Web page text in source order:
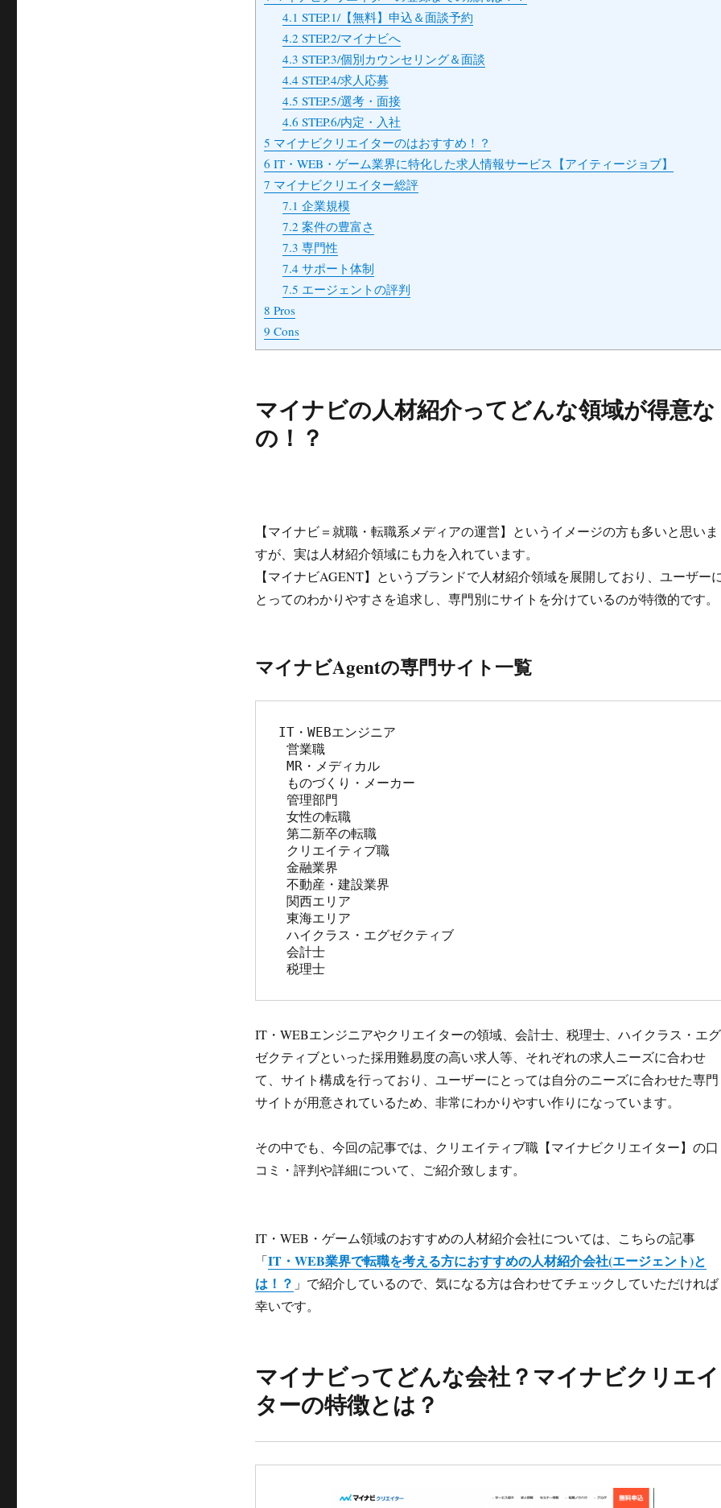
4.1 STEP.1/【無料】申込＆面談予約
4.2 STEP.2/マイナビへ
4.3 STEP.3/個別カウンセリング＆面談
4.4STEP.4/求人応募
4.5 STEP.5/選考・面接
4.6 STEP.6/内定・入社
5 マイナビクリエイターのはおすすめ！？
6 IT・WEB・ゲーム業界に特化した求人情報サービス【アイティージョブ】
7 マイナビクリエイター総評
7.1 企業規模
7.2 案件の豊富さ
7.3 専門性
7.4サポート体制
7.5 エージェントの評判
8 Pros
9 Cons
マイナビの人材紹介ってどんな領域が得意な
の！？
【マイナビ＝就職・転職系メディアの運営】というイメージの方も多いと思いま
すが、実は人材紹介領域にも力を入れています。
【マイナビAGENT】というブランドで人材紹介領域を展開しており、ユーザー
とってのわかりやすさを追求し、専門別にサイトを分けているのが特徴的です。
マイナビAgentの専門サイト一覧
IT・WEBエンジニア
税理士
IT・WEBエンジニアやクリエイターの領域、会計士、税理士、ハイクラス・エグ
ゼクティブといった採用難易度の高い求人等、それぞれの求人ニーズに合わせ
て、サイト構成を行っており、ユーザーにとっては自分のニーズに合わせた専門
サイトが用意されているため、非常にわかりやすい作りになっています。
その中でも、今回の記事では、クリエイティブ職【マイナビクリエイター】の口
コミ・評判や詳細について、ご紹介致します。
IT・WEB・ゲーム領域のおすすめの人材紹介会社については、こちらの記事
「IT・WEB業界で転職を考える方におすすめの人材紹介会社(エージェント)と
は！？ 」で紹介しているので、気になる方は合わせてチェックしていただければ
幸いです。
マイナビってどんな会社？マイナビクリエイ
ターの特徴とは？